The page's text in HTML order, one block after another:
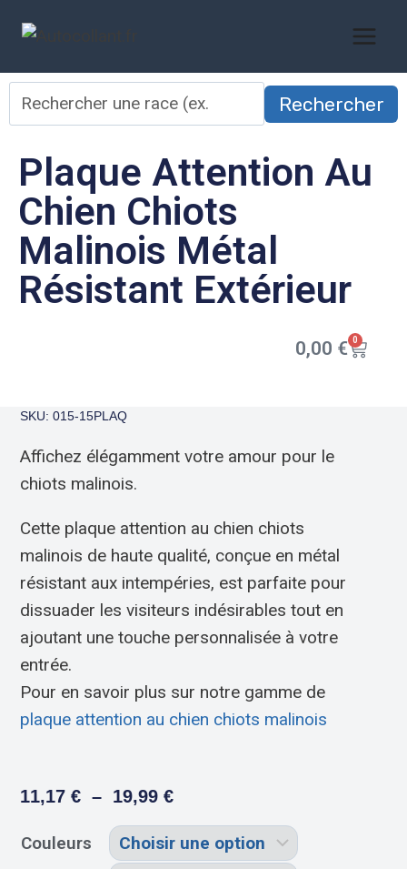
Rechercher
Plaque Attention Au
Chien Chiots
Malinois Métal
Résistant Extérieur
0,00 € 0
SKU: 015-15PLAQ
Affichez élégamment votre amour pour le
chiots malinois.
Cette plaque attention au chien chiots
malinois de haute qualité, conçue en métal
résistant aux intempéries, est parfaite pour
dissuader les visiteurs indésirables tout en
ajoutant une touche personnalisée à votre
entrée.
Pour en savoir plus sur notre gamme de
plaque attention au chien chiots malinois
11,17€ – 19,99€
Couleurs